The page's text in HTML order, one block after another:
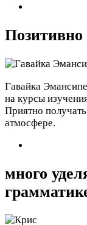
Позитивно
Гавайка
на курсы
Приятно
атмосфере.
много